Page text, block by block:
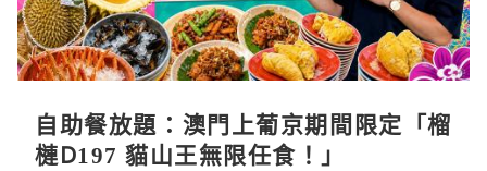
自助餐放題：澳門上葡京期間限定「榴
槤D197 貓山王無限任食！」